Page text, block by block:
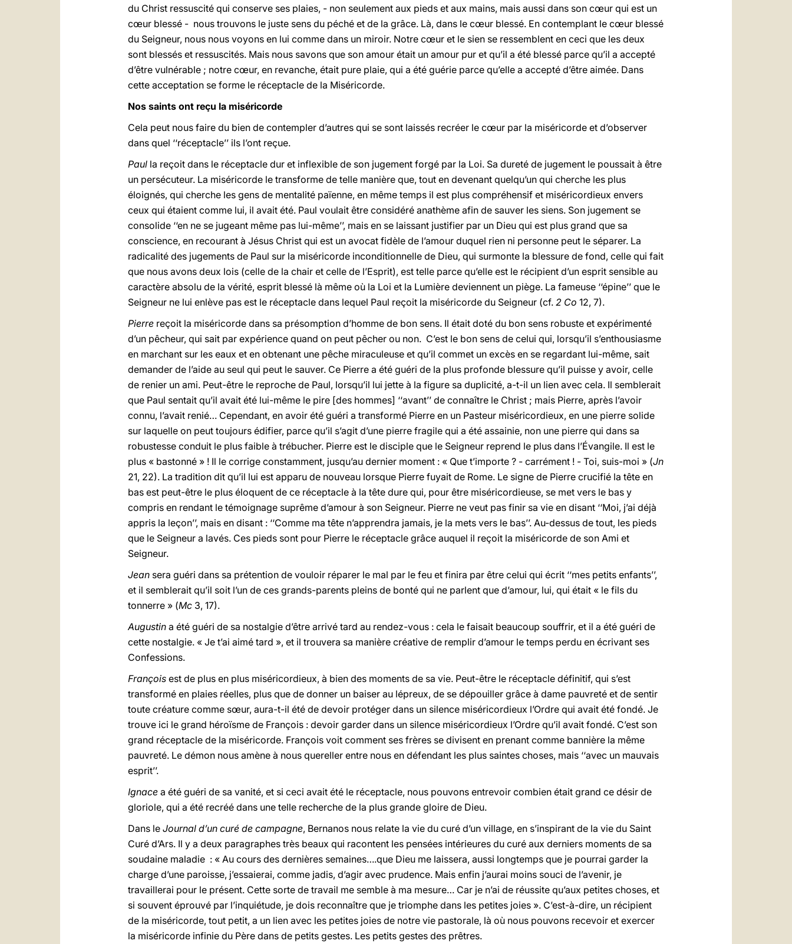
du Christ ressuscité qui conserve ses plaies, - non seulement aux pieds et aux mains, mais aussi dans son cœur qui est un
cœur blessé - nous trouvons le juste sens du péché et de la grâce. Là, dans le cœur blessé. En contemplant le cœur blessé
du Seigneur, nous nous voyons en lui comme dans un miroir. Notre cœur et le sien se ressemblent en ceci que les deux
sont blessés et ressuscités. Mais nous savons que son amour était un amour pur et qu’il a été blessé parce qu’il a accepté
d’être vulnérable ; notre cœur, en revanche, était pure plaie, qui a été guérie parce qu’elle a accepté d’être aimée. Dans
cette acceptation se forme le réceptacle de la Miséricorde.
Nos saints ont reçu la miséricorde
Cela peut nous faire du bien de contempler d’autres qui se sont laissés recréer le cœur par la miséricorde et d’observer
dans quel ‘‘réceptacle’’ ils l’ont reçue.
Paul la reçoit dans le réceptacle dur et inflexible de son jugement forgé par la Loi. Sa dureté de jugement le poussait à être
un persécuteur. La miséricorde le transforme de telle manière que, tout en devenant quelqu’un qui cherche les plus
éloignés, qui cherche les gens de mentalité païenne, en même temps il est plus compréhensif et miséricordieux envers
ceux qui étaient comme lui, il avait été. Paul voulait être considéré anathème afin de sauver les siens. Son jugement se
consolide ‘‘en ne se jugeant même pas lui-même’’, mais en se laissant justifier par un Dieu qui est plus grand que sa
conscience, en recourant à Jésus Christ qui est un avocat fidèle de l’amour duquel rien ni personne peut le séparer. La
radicalité des jugements de Paul sur la miséricorde inconditionnelle de Dieu, qui surmonte la blessure de fond, celle qui fait
que nous avons deux lois (celle de la chair et celle de l’Esprit), est telle parce qu’elle est le récipient d’un esprit sensible au
caractère absolu de la vérité, esprit blessé là même où la Loi et la Lumière deviennent un piège. La fameuse ‘‘épine’’ que le
Seigneur ne lui enlève pas est le réceptacle dans lequel Paul reçoit la miséricorde du Seigneur (cf. 2 Co 12, 7).
Pierre reçoit la miséricorde dans sa présomption d’homme de bon sens. Il était doté du bon sens robuste et expérimenté
d’un pêcheur, qui sait par expérience quand on peut pêcher ou non. C’est le bon sens de celui qui, lorsqu’il s’enthousiasme
en marchant sur les eaux et en obtenant une pêche miraculeuse et qu’il commet un excès en se regardant lui-même, sait
demander de l’aide au seul qui peut le sauver. Ce Pierre a été guéri de la plus profonde blessure qu’il puisse y avoir, celle
de renier un ami. Peut-être le reproche de Paul, lorsqu’il lui jette à la figure sa duplicité, a-t-il un lien avec cela. Il semblerait
que Paul sentait qu’il avait été lui-même le pire [des hommes] ‘‘avant’’ de connaître le Christ ; mais Pierre, après l’avoir
connu, l’avait renié… Cependant, en avoir été guéri a transformé Pierre en un Pasteur miséricordieux, en une pierre solide
sur laquelle on peut toujours édifier, parce qu’il s’agit d’une pierre fragile qui a été assainie, non une pierre qui dans sa
robustesse conduit le plus faible à trébucher. Pierre est le disciple que le Seigneur reprend le plus dans l’Évangile. Il est le
plus « bastonné » ! Il le corrige constamment, jusqu’au dernier moment : « Que t’importe ? - carrément ! - Toi, suis-moi » (Jn
21, 22). La tradition dit qu’il lui est apparu de nouveau lorsque Pierre fuyait de Rome. Le signe de Pierre crucifié la tête en
bas est peut-être le plus éloquent de ce réceptacle à la tête dure qui, pour être miséricordieuse, se met vers le bas y
compris en rendant le témoignage suprême d’amour à son Seigneur. Pierre ne veut pas finir sa vie en disant ‘‘Moi, j’ai déjà
appris la leçon’’, mais en disant : ‘‘Comme ma tête n’apprendra jamais, je la mets vers le bas’’. Au-dessus de tout, les pieds
que le Seigneur a lavés. Ces pieds sont pour Pierre le réceptacle grâce auquel il reçoit la miséricorde de son Ami et
Seigneur.
Jean sera guéri dans sa prétention de vouloir réparer le mal par le feu et finira par être celui qui écrit ‘‘mes petits enfants’’,
et il semblerait qu’il soit l’un de ces grands-parents pleins de bonté qui ne parlent que d’amour, lui, qui était « le fils du
tonnerre » (Mc 3, 17).
Augustin a été guéri de sa nostalgie d’être arrivé tard au rendez-vous : cela le faisait beaucoup souffrir, et il a été guéri de
cette nostalgie. « Je t’ai aimé tard », et il trouvera sa manière créative de remplir d’amour le temps perdu en écrivant ses
Confessions.
François est de plus en plus miséricordieux, à bien des moments de sa vie. Peut-être le réceptacle définitif, qui s’est
transformé en plaies réelles, plus que de donner un baiser au lépreux, de se dépouiller grâce à dame pauvreté et de sentir
toute créature comme sœur, aura-t-il été de devoir protéger dans un silence miséricordieux l’Ordre qui avait été fondé. Je
trouve ici le grand héroïsme de François : devoir garder dans un silence miséricordieux l’Ordre qu’il avait fondé. C’est son
grand réceptacle de la miséricorde. François voit comment ses frères se divisent en prenant comme bannière la même
pauvreté. Le démon nous amène à nous quereller entre nous en défendant les plus saintes choses, mais ‘‘avec un mauvais
esprit’’.
Ignace a été guéri de sa vanité, et si ceci avait été le réceptacle, nous pouvons entrevoir combien était grand ce désir de
gloriole, qui a été recréé dans une telle recherche de la plus grande gloire de Dieu.
Dans le Journal d’un curé de campagne, Bernanos nous relate la vie du curé d’un village, en s’inspirant de la vie du Saint
Curé d’Ars. Il y a deux paragraphes très beaux qui racontent les pensées intérieures du curé aux derniers moments de sa
soudaine maladie : « Au cours des dernières semaines….que Dieu me laissera, aussi longtemps que je pourrai garder la
charge d’une paroisse, j’essaierai, comme jadis, d’agir avec prudence. Mais enfin j’aurai moins souci de l’avenir, je
travaillerai pour le présent. Cette sorte de travail me semble à ma mesure… Car je n’ai de réussite qu’aux petites choses, et
si souvent éprouvé par l’inquiétude, je dois reconnaître que je triomphe dans les petites joies ». C’est-à-dire, un récipient
de la miséricorde, tout petit, a un lien avec les petites joies de notre vie pastorale, là où nous pouvons recevoir et exercer
la miséricorde infinie du Père dans de petits gestes. Les petits gestes des prêtres.